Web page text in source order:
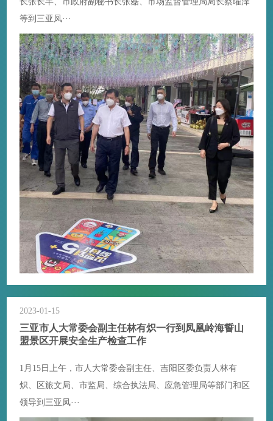
等到三亚凤···
2023-01-15
三亚市人大常委会副主任林有炽一行到凤凰岭海誓山
盟景区开展安全生产检查工作
1月15日上午，市人大常委会副主任、吉阳区委负责人林有
炽、区旅文局、市监局、综合执法局、应急管理局等部门和区
领导到三亚凤···